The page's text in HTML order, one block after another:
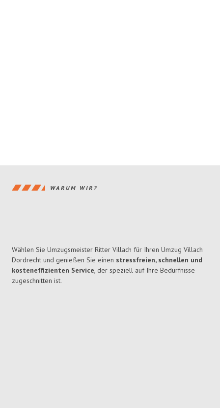
WARUM WIR?
Wählen Sie Umzugsmeister Ritter Villach für Ihren Umzug Villach
Dordrecht und genießen Sie einen stressfreien, schnellen und
kosteneffizienten Service, der speziell auf Ihre Bedürfnisse
zugeschnitten ist.